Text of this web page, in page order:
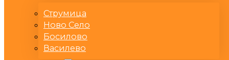
Струмица
Ново Село
Босилово
Василево